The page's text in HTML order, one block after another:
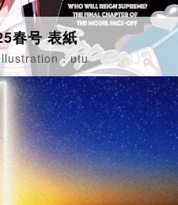
春号 表紙
：utu